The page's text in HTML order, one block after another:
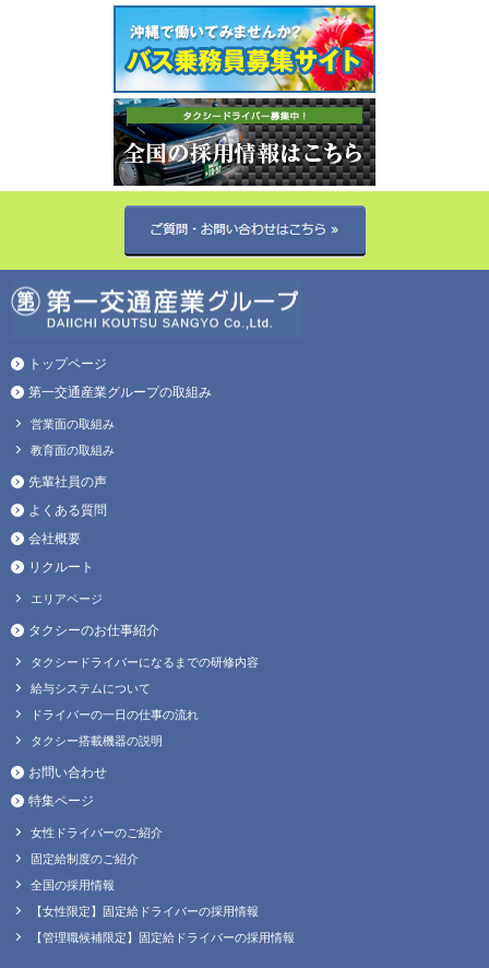
トップページ
第一交通産業グループの取組み
営業面の取組み
教育面の取組み
先輩社員の声
よくある質問
会社概要
リクルート
エリアページ
タクシーのお仕事紹介
タクシードライバーになるまでの研修内容
給与システムについて
ドライバーの一日の仕事の流れ
タクシー搭載機器の説明
お問い合わせ
特集ページ
女性ドライバーのご紹介
固定給制度のご紹介
全国の採用情報
【女性限定】固定給ドライバーの採用情報
【管理職候補限定】固定給ドライバーの採用情報